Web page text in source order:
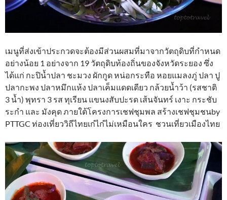
เมนูที่ส่งเข้าประกวดจะต้องมีส่วนผสมที่มาจากวัตถุดิบที่กำหนด
อย่างน้อย 1 อย่างจาก 19 วัตถุดิบท้องถิ่นของจังหวัดระยอง ซึ่ง
ได้แก่ กะปิน้ำปลา ชะมวง ผักกูด หน่อกระทือ หอยแมลงภู่ ปลา ปู
ปลากะพง ปลาหมึกแห้ง ปลาเค็มแดดเดียว กล้วยน้ำว้า (รสชาติ
3 น้ำ) พุทรา 3 รส ทุเรียน แขนงสับปะรด เส้นจันทร์ เงาะ กระชับ
ระกำ และ มังคุด ภายใต้โครงการเชฟชุมพล สร้างเชฟชุมชนby
PTTGC ท่องเที่ยววิถีไทยเก๋ไก๋ไม่เหมือนใคร ชวนเที่ยวเมืองไทย